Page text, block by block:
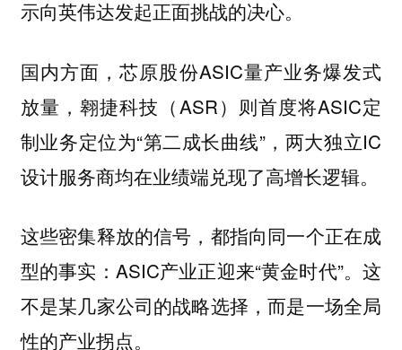
示向英伟达发起正面挑战的决心。
国内方面，芯原股份ASIC量产业务爆发式
放量，翱捷科技（ASR）则首度将ASIC定
制业务定位为“第二成长曲线”，两大独立IC
设计服务商均在业绩端兑现了高增长逻辑。
这些密集释放的信号，都指向同一个正在成
型的事实：ASIC产业正迎来“黄金时代”。这
不是某几家公司的战略选择，而是一场全局
性的产业拐点。